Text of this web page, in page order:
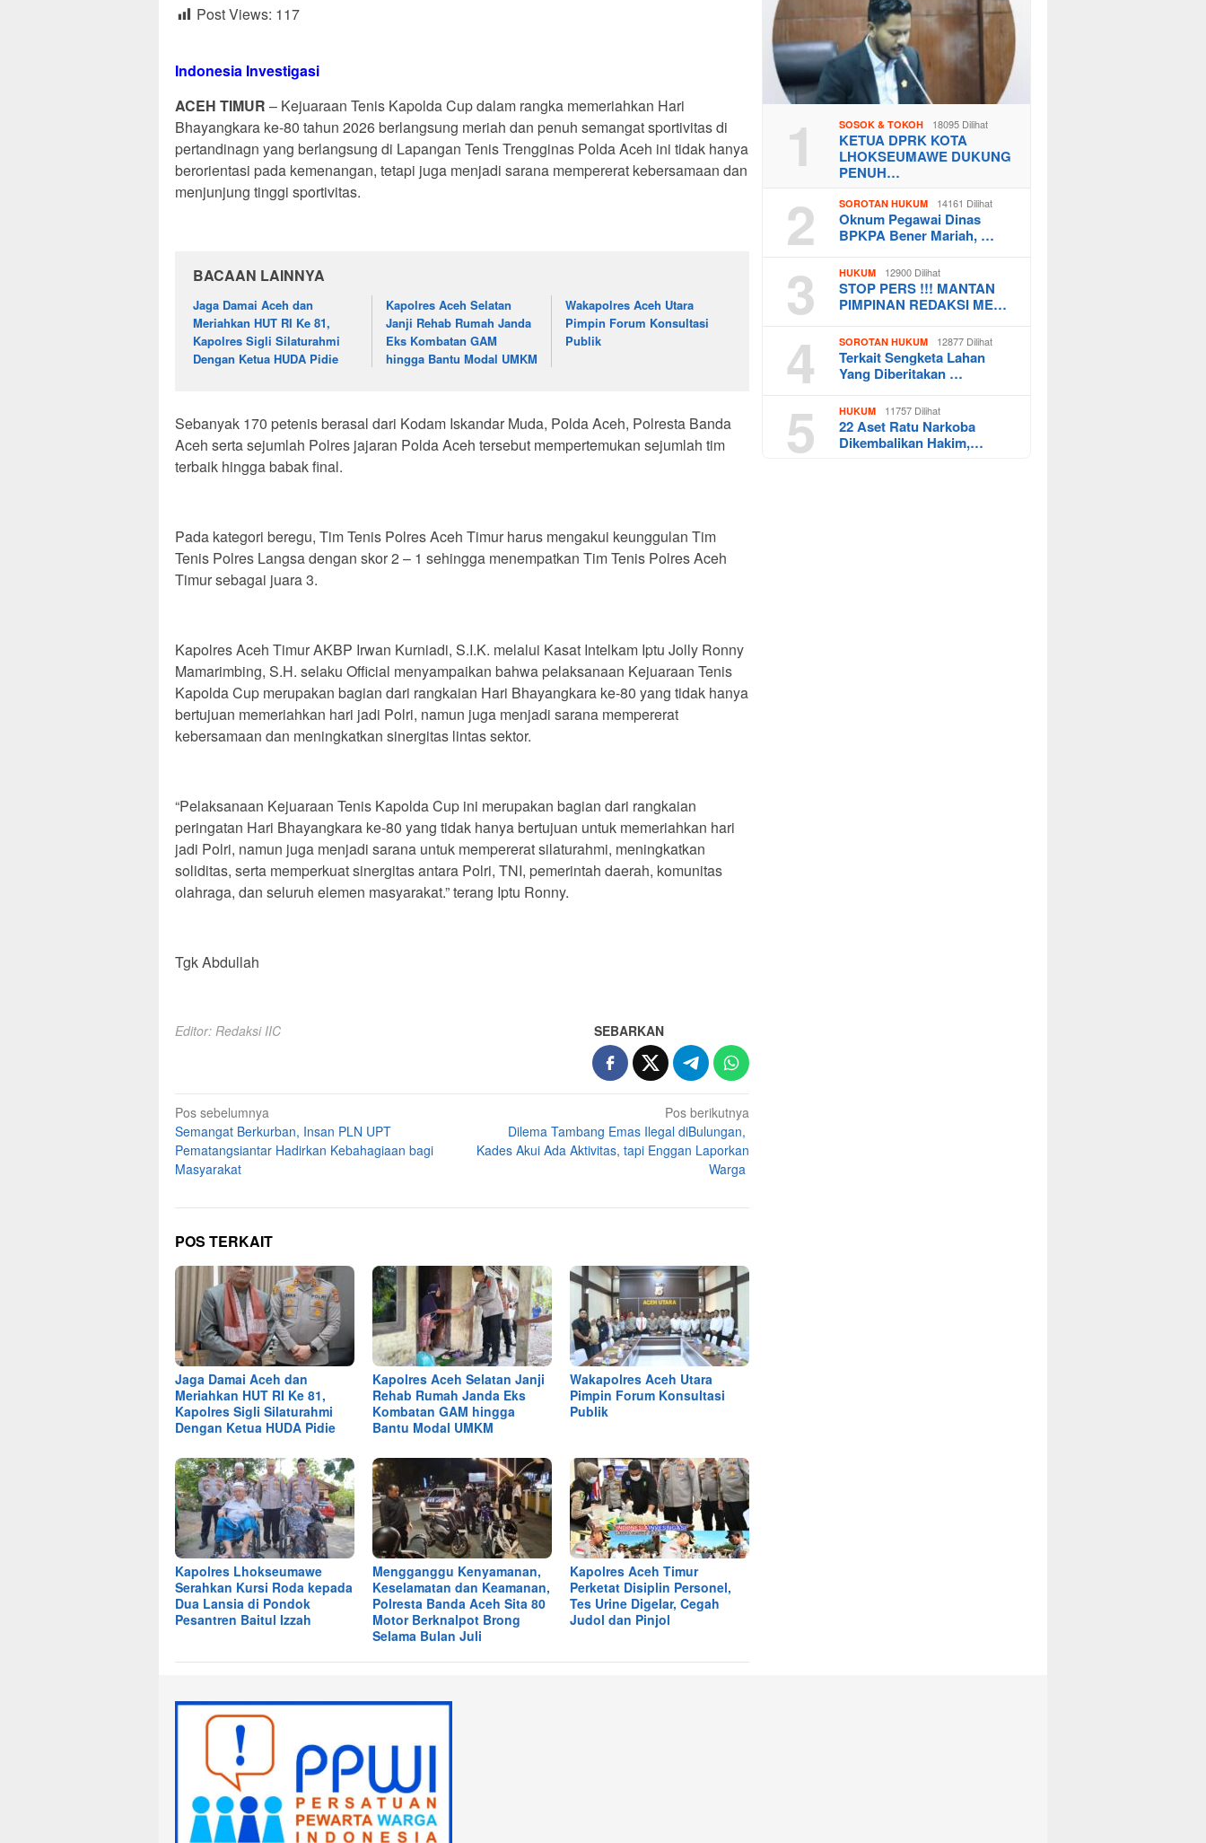
Post Views: 117
Indonesia Investigasi
ACEH TIMUR – Kejuaraan Tenis Kapolda Cup dalam rangka memeriahkan Hari
Bhayangkara ke-80 tahun 2026 berlangsung meriah dan penuh semangat sportivitas di
pertandinagn yang berlangsung di Lapangan Tenis Trengginas Polda Aceh ini tidak hanya
berorientasi pada kemenangan, tetapi juga menjadi sarana mempererat kebersamaan dan
menjunjung tinggi sportivitas.
BACAAN LAINNYA
Jaga Damai Aceh dan
Meriahkan HUT RI Ke 81,
Kapolres Sigli Silaturahmi
Dengan Ketua HUDA Pidie
Kapolres Aceh Selatan
Janji Rehab Rumah Janda
Eks Kombatan GAM
hingga Bantu Modal UMKM
Wakapolres Aceh Utara
Pimpin Forum Konsultasi
Publik
Sebanyak 170 petenis berasal dari Kodam Iskandar Muda, Polda Aceh, Polresta Banda
Aceh serta sejumlah Polres jajaran Polda Aceh tersebut mempertemukan sejumlah tim
terbaik hingga babak final.
Pada kategori beregu, Tim Tenis Polres Aceh Timur harus mengakui keunggulan Tim
Tenis Polres Langsa dengan skor 2 – 1 sehingga menempatkan Tim Tenis Polres Aceh
Timur sebagai juara 3.
Kapolres Aceh Timur AKBP Irwan Kurniadi, S.I.K. melalui Kasat Intelkam Iptu Jolly Ronny
Mamarimbing, S.H. selaku Official menyampaikan bahwa pelaksanaan Kejuaraan Tenis
Kapolda Cup merupakan bagian dari rangkaian Hari Bhayangkara ke-80 yang tidak hanya
bertujuan memeriahkan hari jadi Polri, namun juga menjadi sarana mempererat
kebersamaan dan meningkatkan sinergitas lintas sektor.
“Pelaksanaan Kejuaraan Tenis Kapolda Cup ini merupakan bagian dari rangkaian
peringatan Hari Bhayangkara ke-80 yang tidak hanya bertujuan untuk memeriahkan hari
jadi Polri, namun juga menjadi sarana untuk mempererat silaturahmi, meningkatkan
soliditas, serta memperkuat sinergitas antara Polri, TNI, pemerintah daerah, komunitas
olahraga, dan seluruh elemen masyarakat.” terang Iptu Ronny.
Tgk Abdullah
Editor: Redaksi IIC SEBARKAN
Navigasi
pos
Pos sebelumnya
Semangat Berkurban, Insan PLN UPT
Pematangsiantar Hadirkan Kebahagiaan bagi
Masyarakat
Pos berikutnya
Dilema Tambang Emas Ilegal diBulungan,
Kades Akui Ada Aktivitas, tapi Enggan Laporkan
Warga
POS TERKAIT
Jaga Damai Aceh dan
Meriahkan HUT RI Ke 81,
Kapolres Sigli Silaturahmi
Dengan Ketua HUDA Pidie
Kapolres Aceh Selatan Janji
Rehab Rumah Janda Eks
Kombatan GAM hingga
Bantu Modal UMKM
Wakapolres Aceh Utara
Pimpin Forum Konsultasi
Publik
Kapolres Lhokseumawe
Serahkan Kursi Roda kepada
Dua Lansia di Pondok
Pesantren Baitul Izzah
Mengganggu Kenyamanan,
Keselamatan dan Keamanan,
Polresta Banda Aceh Sita 80
Motor Berknalpot Brong
Selama Bulan Juli
Kapolres Aceh Timur
Perketat Disiplin Personel,
Tes Urine Digelar, Cegah
Judol dan Pinjol
1 SOSOK & TOKOH 18095 Dilihat
KETUA DPRK KOTA
LHOKSEUMAWE DUKUNG
PENUH…
2 SOROTAN HUKUM 14161 Dilihat
Oknum Pegawai Dinas
BPKPA Bener Mariah, …
3 HUKUM 12900 Dilihat
STOP PERS !!! MANTAN
PIMPINAN REDAKSI ME…
4 SOROTAN HUKUM 12877 Dilihat
Terkait Sengketa Lahan
Yang Diberitakan …
5 HUKUM 11757 Dilihat
22 Aset Ratu Narkoba
Dikembalikan Hakim,…